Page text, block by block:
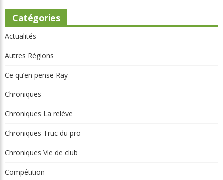
Autres Régions
Ce qu’en pense Ray
Chroniques
Chroniques La relève
Chroniques Truc du pro
Chroniques Vie de club
Compétition
Destinations
Équipement